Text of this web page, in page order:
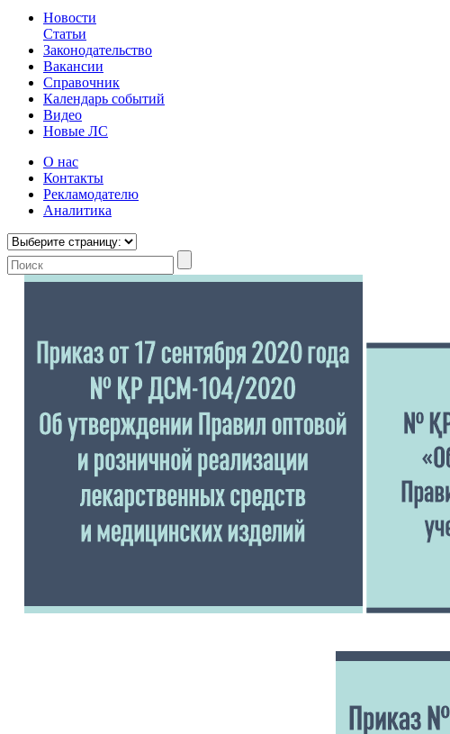
Новости
Статьи
Законодательство
Вакансии
Справочник
Календарь событий
Видео
Новые ЛС
О нас
Контакты
Рекламодателю
Аналитика